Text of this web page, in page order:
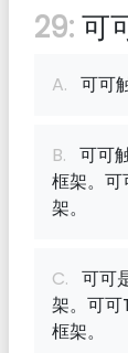
29:可
A. 可可
B. 可可
框架。
架。
C. 可可
架。可
框架。